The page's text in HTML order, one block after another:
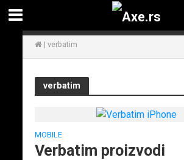
| verbatim
verbatim
MOBILE
Verbatim proizvodi